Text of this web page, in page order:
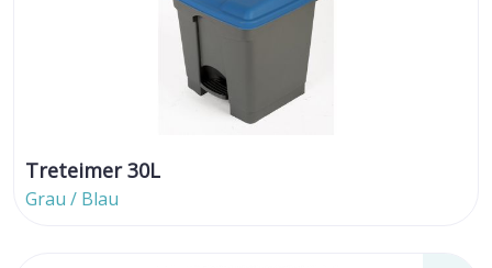
Treteimer 30L
Grau / Blau